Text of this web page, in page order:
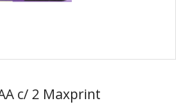
c/ 2 Maxprint